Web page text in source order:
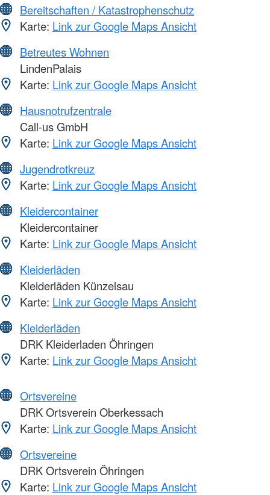
Bereitschaften / Katastrophenschutz
Karte: Link zur Google Maps Ansicht
Betreutes Wohnen
LindenPalais
Karte: Link zur Google Maps Ansicht
Hausnotrufzentrale
Call-us GmbH
Karte: Link zur Google Maps Ansicht
Jugendrotkreuz
Karte: Link zur Google Maps Ansicht
Kleidercontainer
Kleidercontainer
Karte: Link zur Google Maps Ansicht
Kleiderläden
Kleiderläden Künzelsau
Karte: Link zur Google Maps Ansicht
Kleiderläden
DRK Kleiderladen Öhringen
Karte: Link zur Google Maps Ansicht
Ortsvereine
DRK Ortsverein Oberkessach
Karte: Link zur Google Maps Ansicht
Ortsvereine
DRK Ortsverein Öhringen
Karte: Link zur Google Maps Ansicht